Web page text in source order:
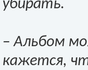
убирать.
– Альбом
кажется,